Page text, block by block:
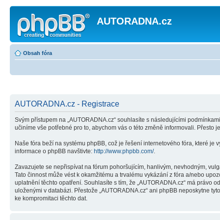
AUTORADNA.cz
Obsah fóra
AUTORADNA.cz - Registrace
Svým přístupem na „AUTORADNA.cz“ souhlasíte s následujícími
učiníme vše potřebné pro to, abychom vás o této změně informovali. Přesto
Naše fóra beží na systému phpBB, což je řešení internetového fóra, které je
informace o phpBB navštivte: http://www.phpbb.com/.
Zavazujete se nepřispívat na fórum pohoršujícím, hanlivým, nevhodným,
Tato činnost může vést k okamžitému a trvalému vykázání z fóra a/nebo
uplatnění těchto opatření. Souhlasíte s tím, že „AUTORADNA.cz“ má
uloženými v databázi. Přestože „AUTORADNA.cz“ ani phpBB neposkytne
ke kompromitaci těchto dat.